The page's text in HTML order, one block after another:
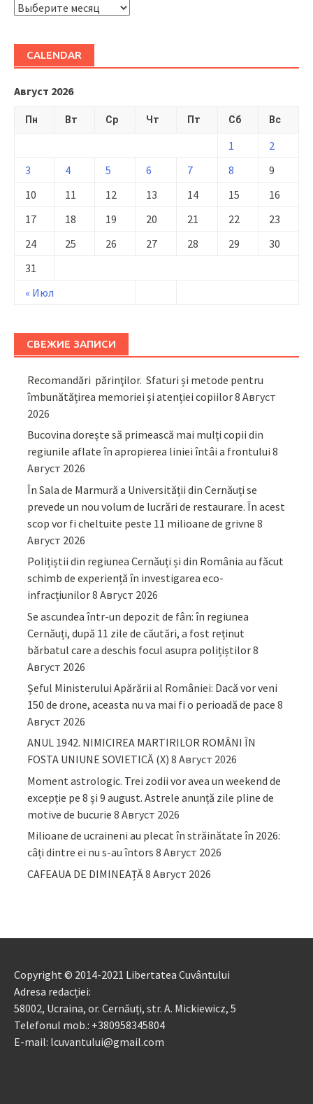
ARHIVĂ
CALENDAR
Август 2026
Пн Вт Ср Чт Пт Сб Вс
« Июл
1
2
3
4 5 6 7 8
9
10
11 12 13 14 15
16
17
18 19 20 21 22
23
24
25 26 27 28 29
30
31
СВЕЖИЕ ЗАПИСИ
Recomandări părinţilor. Sfaturi și metode pentru
îmbunătățirea memoriei și atenției copiilor8 Август
2026
Bucovina dorește să primească mai mulți copii din
regiunile aflate în apropierea liniei întâi a frontului 8
Август 2026
În Sala de Marmură a Universității din Cernăuți se
prevede un nou volum de lucrări de restaurare. În acest
scop vor fi cheltuite peste 11 milioane de grivne 8
Август 2026
Polițiștii din regiunea Cernăuți și din România au făcut
schimb de experiență în investigarea eco-
infracțiunilor8 Август 2026
Se ascundea într-un depozit de fân: în regiunea
Cernăuți, după 11 zile de căutări, a fost reținut
bărbatul care a deschis focul asupra polițiștilor8
Август 2026
Șeful Ministerului Apărării al României: Dacă vor veni
150 de drone, aceasta nu va mai fi o perioadă de pace 8
Август 2026
ANUL 1942. NIMICIREA MARTIRILOR ROMÂNI ÎN
FOSTA UNIUNE SOVIETICĂ (X) 8 Август 2026
Moment astrologic. Trei zodii vor avea un weekend de
excepție pe 8 și 9 august. Astrele anunță zile pline de
motive de bucurie 8 Август 2026
Milioane de ucraineni au plecat în străinătate în 2026:
câți dintre ei nu s-au întors 8 Август 2026
CAFEAUA DE DIMINEAȚĂ8 Август 2026
Copyright © 2014-2021 Libertatea Cuvântului
Adresa redacției:
58002, Ucraina, or. Cernăuți, str. A. Mickiewicz, 5
Telefonul mob.: +380958345804
E-mail: lcuvantului@gmail.com